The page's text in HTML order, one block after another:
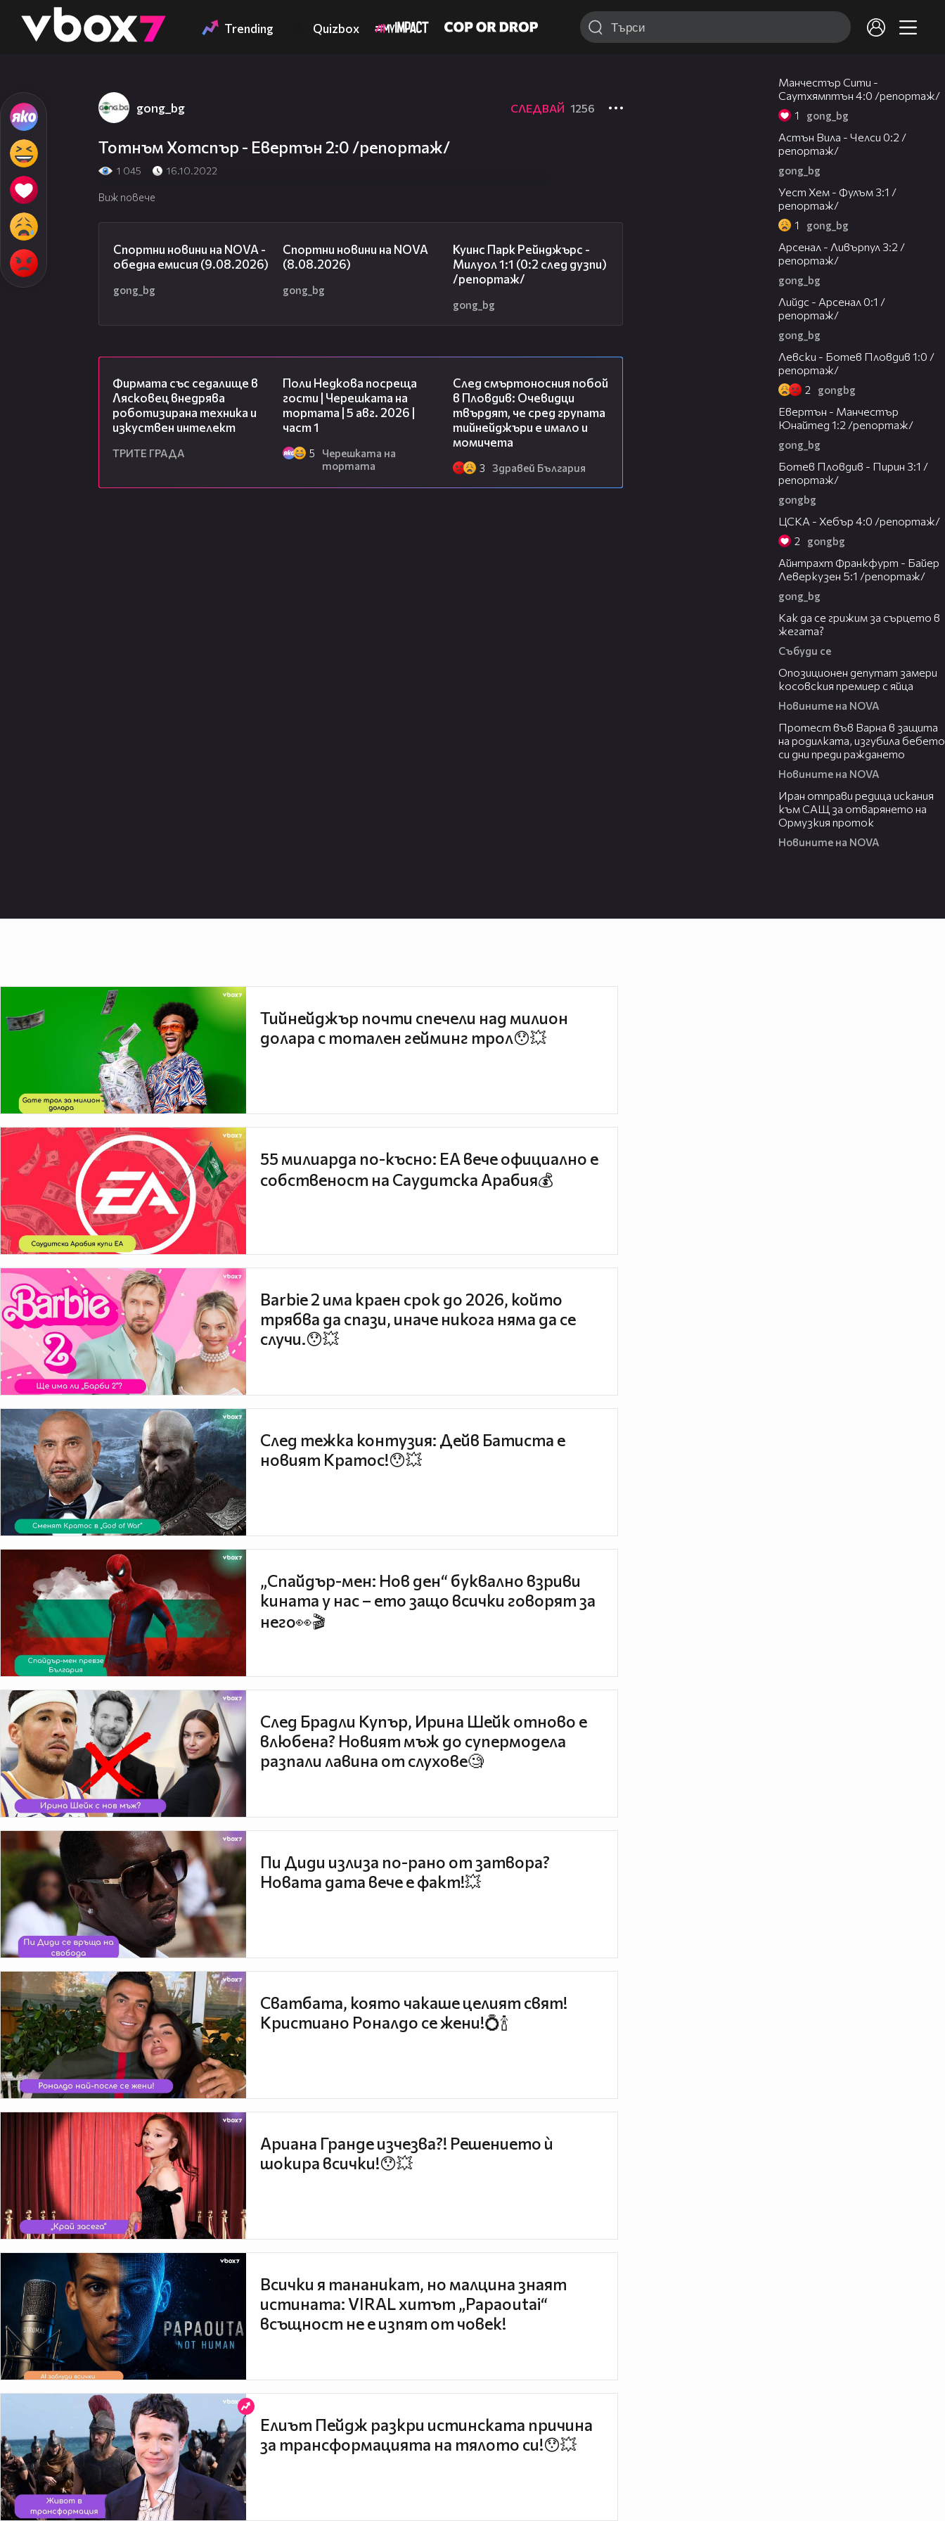
👾 Trending Quizbox
gong_bg СЛЕДВАЙ 1256
Тотнъм Хотспър - Евертън 2:0 /репортаж/
1 045 16.10.2022
Виж повече
Спортни новини на NOVA -
обедна емисия (9.08.2026)
gong_bg
Спортни новини на NOVA
(8.08.2026)
gong_bg
Куинс Парк Рейнджърс -
Милуол 1:1 (0:2 след дузпи)
/репортаж/
gong_bg
Фирмата със седалище в
Лясковец внедрява
роботизирана техника и
изкуствен интелект
ТРИТЕ ГРАДА
Поли Недкова посреща
гости | Черешката на
тортата | 5 авг. 2026 |
част 1
5
Черешката на
тортата
След смъртоносния побой
в Пловдив: Очевидци
твърдят, че сред групата
тийнейджъри е имало и
момичета
3 Здравей България
Манчестър Сити -
Саутхямптън 4:0 /репортаж/
1 gong_bg
Астън Вила - Челси 0:2 /
репортаж/
gong_bg
Уест Хем - Фулъм 3:1 /
репортаж/
1 gong_bg
Арсенал - Ливърпул 3:2 /
репортаж/
gong_bg
Лийдс - Арсенал 0:1 /
репортаж/
gong_bg
Левски - Ботев Пловдив 1:0 /
репортаж/
2 gongbg
Евертън - Манчестър
Юнайтед 1:2 /репортаж/
gong_bg
Ботев Пловдив - Пирин 3:1 /
репортаж/
gongbg
ЦСКА - Хебър 4:0 /репортаж/
2 gongbg
Айнтрахт Франкфурт - Байер
Леверкузен 5:1 /репортаж/
gong_bg
Как да се грижим за сърцето в
жегата?
Събуди се
Опозиционен депутат замери
косовския премиер с яйца
Новините на NOVA
Протест във Варна в защита
на родилката, изгубила бебето
си дни преди раждането
Новините на NOVA
Иран отправи редица искания
към САЩ за отварянето на
Ормузкия проток
Новините на NOVA
Тийнейджър почти спечели над милион
долара с тотален гейминг трол😯💥
55 милиарда по-късно: EA вече официално е
собственост на Саудитска Арабия💰
Barbie 2 има краен срок до 2026, който
трябва да спази, иначе никога няма да се
случи.😯💥
След тежка контузия: Дейв Батиста е
новият Кратос!😯💥
„Спайдър-мен: Нов ден“ буквално взриви
кината у нас – ето защо всички говорят за
него👀🎬
След Брадли Купър, Ирина Шейк отново е
влюбена? Новият мъж до супермодела
разпали лавина от слухове🧐
Пи Диди излиза по-рано от затвора?
Новата дата вече е факт!💥
Сватбата, която чакаше целият свят!
Кристиано Роналдо се жени!💍🍾
Ариана Гранде изчезва?! Решението ѝ
шокира всички!😯💥
Всички я тананикат, но малцина знаят
истината: VIRAL хитът „Papaoutai“
всъщност не е изпят от човек!
Елиът Пейдж разкри истинската причина
за трансформацията на тялото си!😯💥